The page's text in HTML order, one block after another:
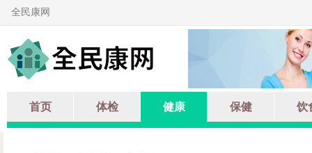
全民康网
首页 体检 健康 保健 饮